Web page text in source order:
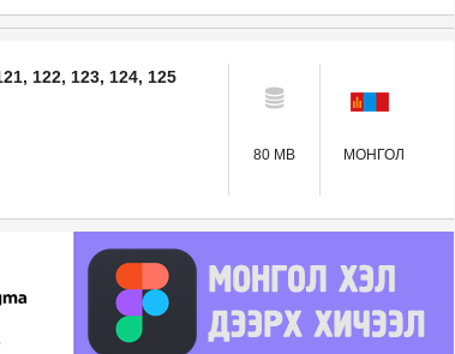
122, 123, 124, 125
80 MB МОНГОЛ